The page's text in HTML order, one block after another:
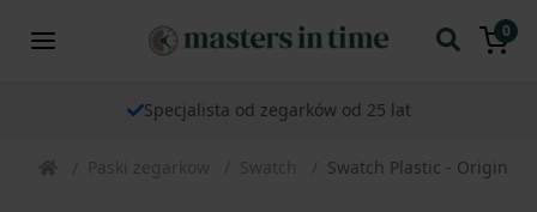
0
Specjalista od zegarków od 25 lat
Paski zegarkow Swatch Swatch Plastic - Originals